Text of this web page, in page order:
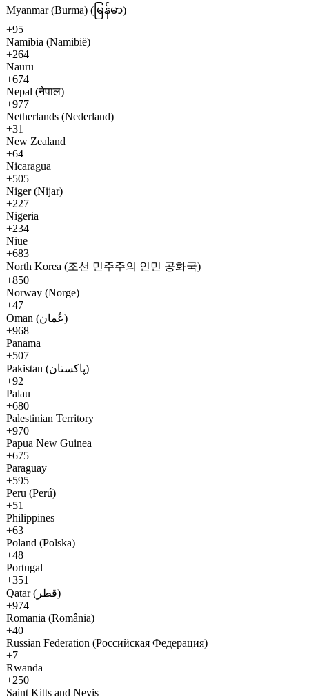
Myanmar (Burma) (မြန်မာ)
+95
Namibia (Namibië)
+264
Nauru
+674
Nepal (नेपाल)
+977
Netherlands (Nederland)
+31
New Zealand
+64
Nicaragua
+505
Niger (Nijar)
+227
Nigeria
+234
Niue
+683
North Korea (조선 민주주의 인민 공화국)
+850
Norway (Norge)
+47
Oman (عُمان)
+968
Panama
+507
Pakistan (پاکستان)
+92
Palau
+680
Palestinian Territory
+970
Papua New Guinea
+675
Paraguay
+595
Peru (Perú)
+51
Philippines
+63
Poland (Polska)
+48
Portugal
+351
Qatar (قطر)
+974
Romania (România)
+40
Russian Federation (Российская Федерация)
+7
Rwanda
+250
Saint Kitts and Nevis